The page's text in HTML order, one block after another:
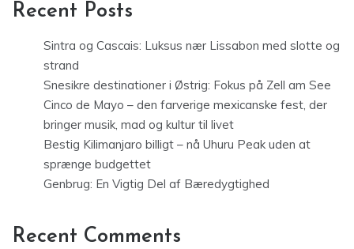
Recent Posts
Sintra og Cascais: Luksus nær Lissabon med slotte og
strand
Snesikre destinationer i Østrig: Fokus på Zell am See
Cinco de Mayo – den farverige mexicanske fest, der
bringer musik, mad og kultur til livet
Bestig Kilimanjaro billigt – nå Uhuru Peak uden at
sprænge budgettet
Genbrug: En Vigtig Del af Bæredygtighed
Recent Comments